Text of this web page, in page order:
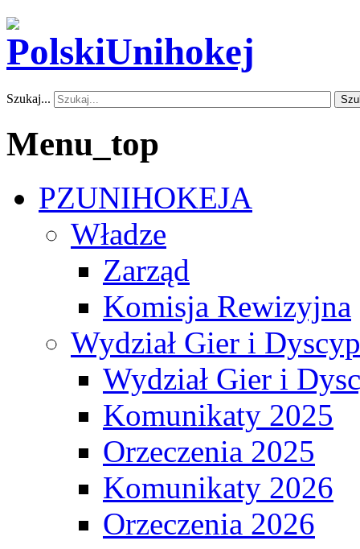
Szukaj...
Menu_top
PZUNIHOKEJA
Władze
Zarząd
Komisja Rewizyjna
Wydział Gier i
Wydział Gier i
Komunikaty 2025
Orzeczenia 2025
Komunikaty 2026
Orzeczenia 2026